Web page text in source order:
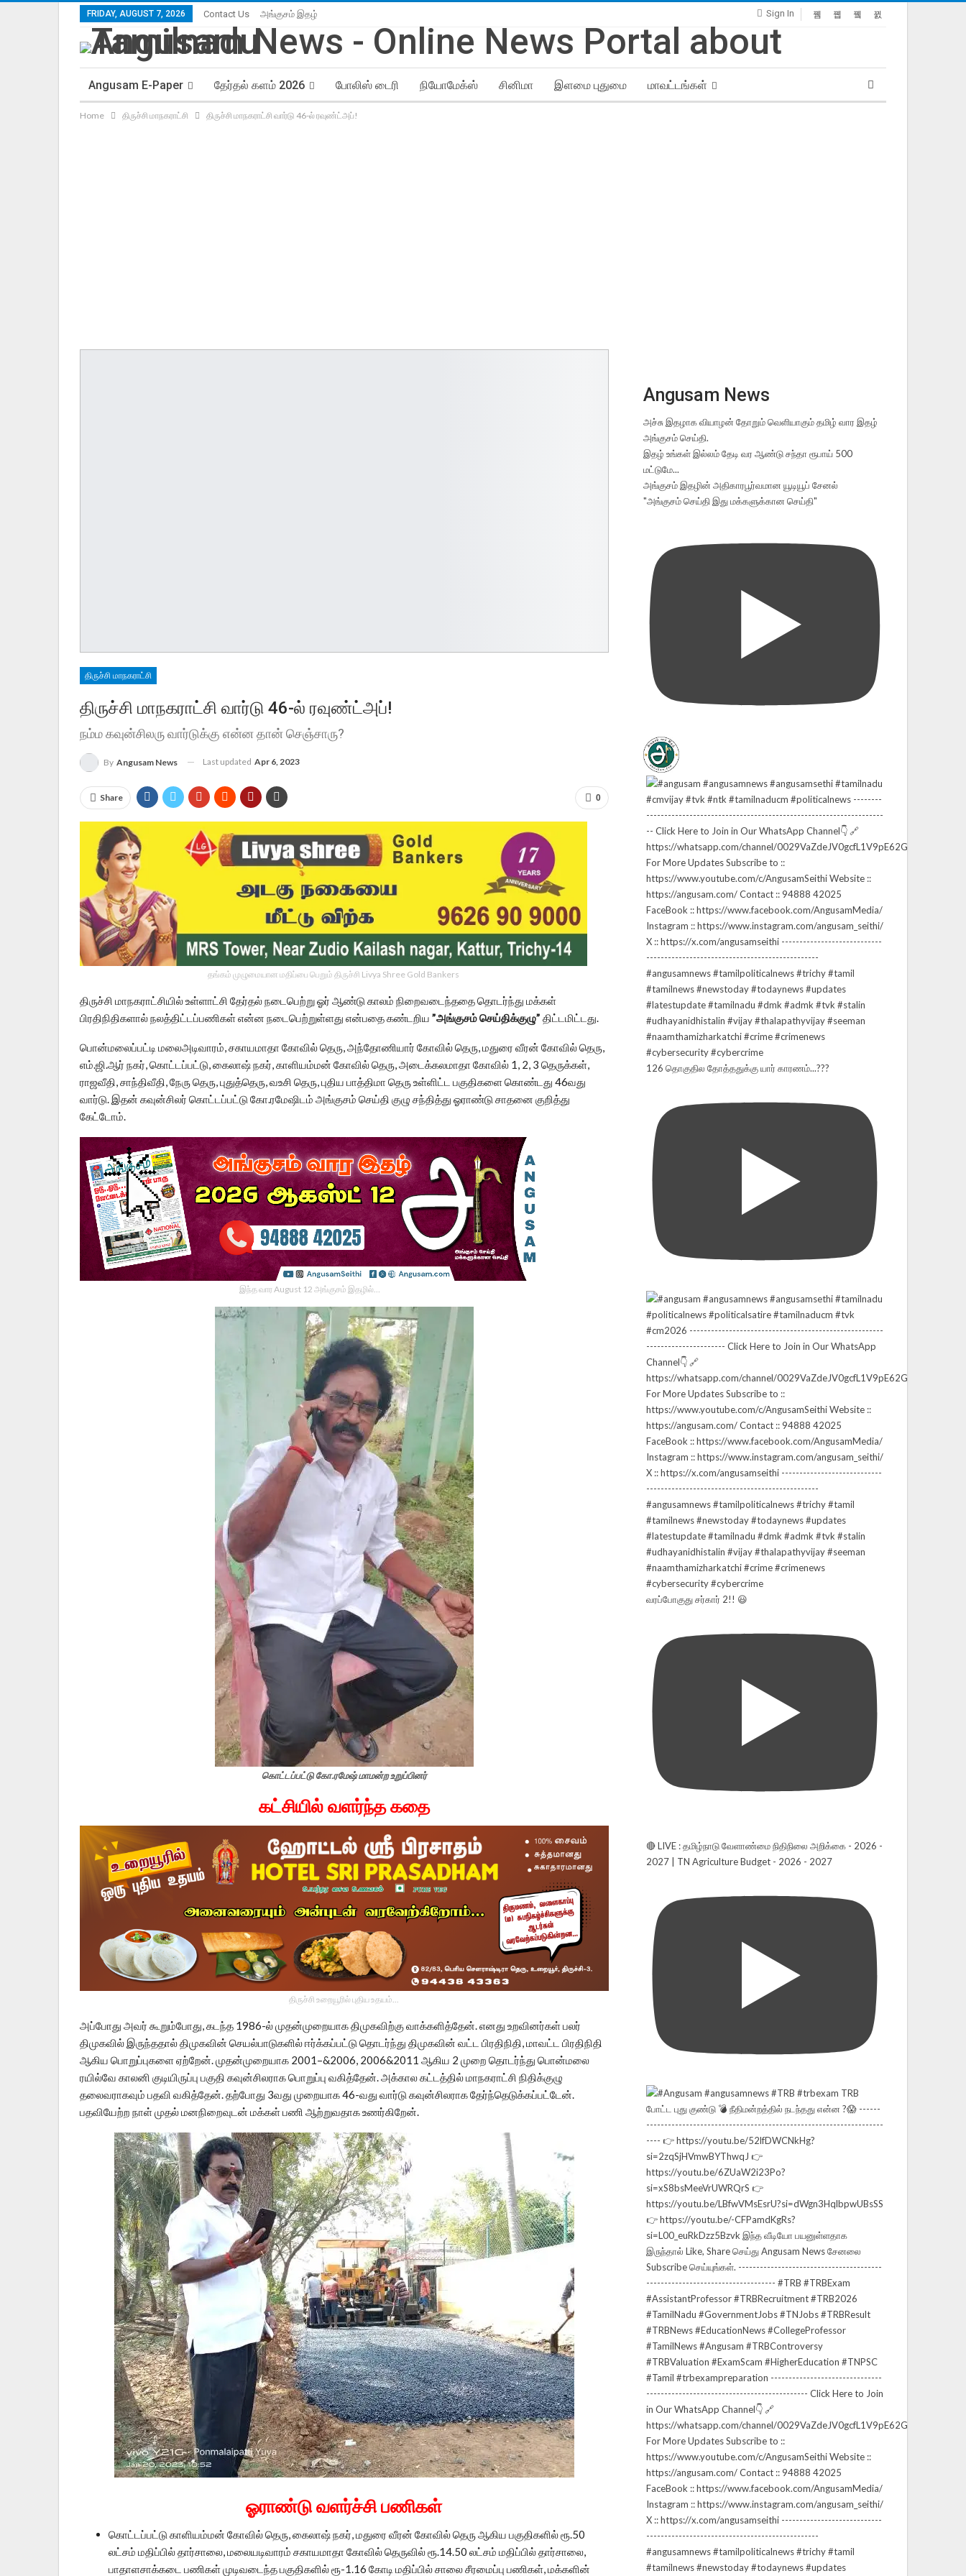
Sign In
FRIDAY, AUGUST 7, 2026 Contact Us அங்குசம் இதழ்
Angusam E-Paper தேர்தல் களம் 2026 போலிஸ் டைரி நியோமேக்ஸ் சினிமா இளமை புதுமை மாவட்டங்கள்
Home திருச்சி மாநகராட்சி திருச்சி மாநகராட்சி வார்டு 46-ல் ரவுண்ட்அப்!
திருச்சி மாநகராட்சி
திருச்சி மாநகராட்சி வார்டு 46-ல் ரவுண்ட்அப்!
நம்ம கவுன்சிலரு வார்டுக்கு என்ன தான் செஞ்சாரு?
By Angusam News Last updated Apr 6, 2023
0
Share
தங்கம் முழுமையான மதிப்பை பெறும் திருச்சி Livya Shree Gold Bankers
திருச்சி மாநகராட்சியில் உள்ளாட்சி தேர்தல் நடைபெற்று ஓர் ஆண்டு காலம் நிறைவடைந்ததை தொடர்ந்து மக்கள்
பிரதிநிதிகளால் நலத்திட்டப்பணிகள் என்ன நடைபெற்றுள்ளது என்பதை கண்டறிய ”அங்குசம் செய்திக்குழு” திட்டமிட்டது.
பொன்மலைப்பட்டி மலைஅடிவாரம், சகாயமாதா கோவில் தெரு, அந்தோணியார் கோவில் தெரு, மதுரை வீரன் கோவில் தெரு,
எம்.ஜி.ஆர் நகர், கொட்டப்பட்டு, கைலாஷ் நகர், காளியம்மன் கோவில் தெரு, அடைக்கலமாதா கோவில் 1, 2, 3 தெருக்கள்,
ராஜவீதி, சாந்திவீதி, நேரு தெரு, புதுத்தெரு, வஉசி தெரு, புதிய பாத்திமா தெரு உள்ளிட்ட பகுதிகளை கொண்டது 46வது
வார்டு. இதன் கவுன்சிலர் கொட்டப்பட்டு கோ.ரமேஷிடம் அங்குசம் செய்தி குழு சந்தித்து ஓராண்டு சாதனை குறித்து
கேட்டோம்.
இந்த வார August 12 அங்குசம் இதழில்…
கொட்டப்பட்டு கோ.ரமேஷ் மாமன்ற உறுப்பினர்
கட்சியில் வளர்ந்த கதை
திருச்சி உறையூரில் புதிய உதயம்...
அப்போது அவர் கூறும்போது, கடந்த 1986-ல் முதன்முறையாக திமுகவிற்கு வாக்களித்தேன். எனது உறவினர்கள் பலர்
திமுகவில் இருந்ததால் திமுகவின் செயல்பாடுகளில் ஈர்க்கப்பட்டு தொடர்ந்து திமுகவின் வட்ட பிரதிநிதி, மாவட்ட பிரதிநிதி
ஆகிய பொறுப்புகளை ஏற்றேன். முதன்முறையாக 2001–&2006, 2006&2011 ஆகிய 2 முறை தொடர்ந்து பொன்மலை
ரயில்வே காலனி குடியிருப்பு பகுதி கவுன்சிலராக பொறுப்பு வகித்தேன். அக்கால கட்டத்தில் மாநகராட்சி நிதிக்குழு
தலைவராகவும் பதவி வகித்தேன். தற்போது 3வது முறையாக 46-வது வார்டு கவுன்சிலராக தேர்ந்தெடுக்கப்பட்டேன்.
பதவியேற்ற நாள் முதல் மனநிறைவுடன் மக்கள் பணி ஆற்றுவதாக உணர்கிறேன்.
ஓராண்டு வளர்ச்சி பணிகள்
கொட்டப்பட்டு காளியம்மன் கோவில் தெரு, கைலாஷ் நகர், மதுரை வீரன் கோவில் தெரு ஆகிய பகுதிகளில் ரூ.50
லட்சம் மதிப்பில் தார்சாலை, மலையடிவாரம் சகாயமாதா கோவில் தெருவில் ரூ.14.50 லட்சம் மதிப்பில் தார்சாலை,
பாதாளசாக்கடை பணிகள் முடிவடைந்த பகுதிகளில் ரூ-1.16 கோடி மதிப்பில் சாலை சீரமைப்பு பணிகள், மக்களின்
Angusam News
அச்சு இதழாக வியாழன் தோறும் வெளியாகும் தமிழ் வார இதழ்
அங்குசம் செய்தி.
இதழ் உங்கள் இல்லம் தேடி வர ஆண்டு சந்தா ரூபாய் 500
மட்டுமே...
அங்குசம் இதழின் அதிகாரபூர்வமான யூடியூப் சேனல்
"அங்குசம் செய்தி இது மக்களுக்கான செய்தி"
126 தொகுதில தோத்ததுக்கு யார் காரணம்...???
வரப்போகுது சர்கார் 2!! 😃
🔴 LIVE : தமிழ்நாடு வேளாண்மை நிதிநிலை அறிக்கை - 2026 -
2027 | TN Agriculture Budget - 2026 - 2027